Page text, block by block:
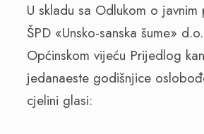
U skladu sa Odlukom o
ŠPD «Unsko-sanska šume»
Općinskom vijeću Prijedlog
jedanaeste godišnjice
cjelini glasi: